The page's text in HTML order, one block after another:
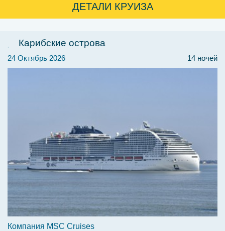
ДЕТАЛИ КРУИЗА
Карибские острова
14 ночей
24 Октябрь 2026
Компания MSC Cruises